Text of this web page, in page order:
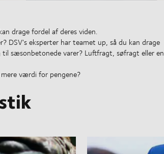
drage fordel af deres viden.
DSV's eksperter har teamet up, så du kan drage
sæsonbetonede varer? Luftfragt, søfragt eller en
værdi for pengene?